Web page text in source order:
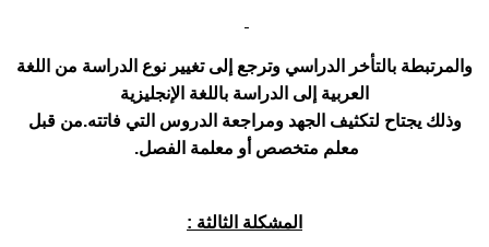
والمرتبطة بالتأخر الدراسي وترجع إلى تغيير نوع الدراسة من اللغة
العربية إلى الدراسة باللغة الإنجليزية
وذلك يجتاح لتكثيف الجهد ومراجعة الدروس التي فاتته.من قبل
معلم متخصص أو معلمة الفصل.
المشكلة الثالثة :